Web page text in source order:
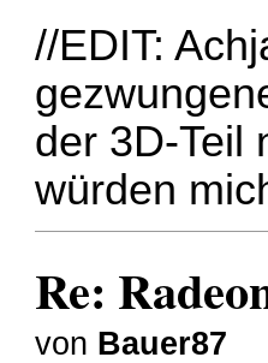
//EDIT:
der 3D-Teil
würden
Re:
von Bauer87